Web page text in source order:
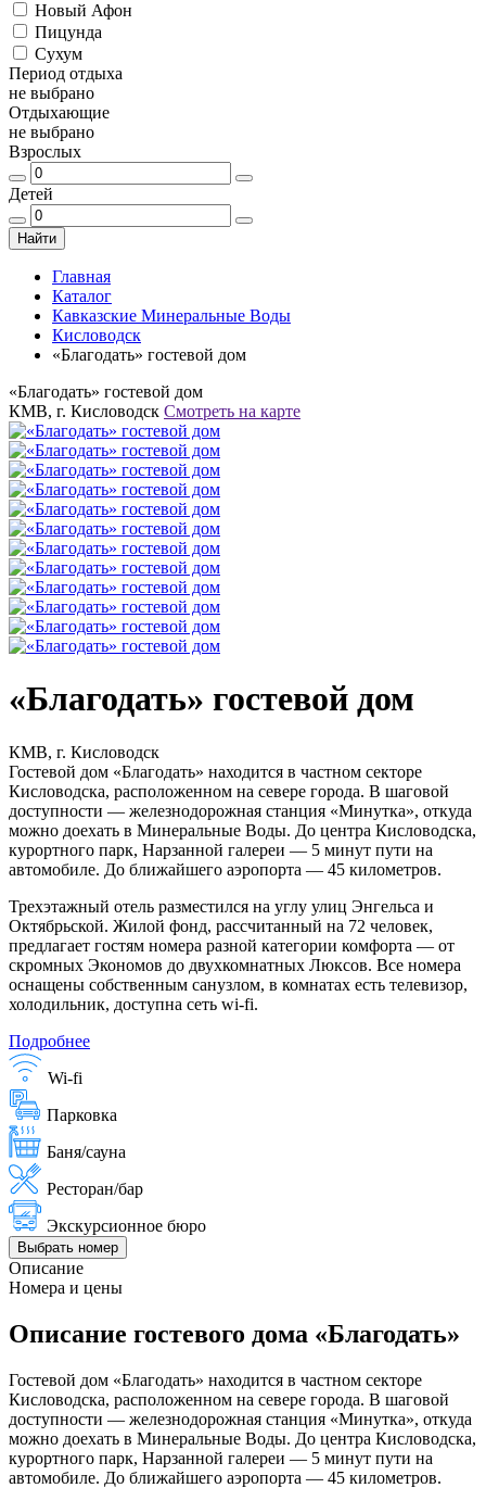
Новый Афон
Пицунда
Сухум
Период отдыха
не выбрано
Отдыхающие
не выбрано
Взрослых
Детей
Найти
Главная
Каталог
Кавказские Минеральные Воды
Кисловодск
«Благодать» гостевой дом
«Благодать» гостевой дом
КМВ, г. Кисловодск Смотреть на карте
«Благодать» гостевой дом
КМВ, г. Кисловодск
Гостевой дом «Благодать» находится в частном секторе
Кисловодска, расположенном на севере города. В шаговой
доступности — железнодорожная станция «Минутка», откуда
можно доехать в Минеральные Воды. До центра Кисловодска,
курортного парк, Нарзанной галереи — 5 минут пути на
автомобиле. До ближайшего аэропорта — 45 километров.
Трехэтажный отель разместился на углу улиц Энгельса и
Октябрьской. Жилой фонд, рассчитанный на 72 человек,
предлагает гостям номера разной категории комфорта — от
скромных Экономов до двухкомнатных Люксов. Все номера
оснащены собственным санузлом, в комнатах есть телевизор,
холодильник, доступна сеть wi-fi.
Подробнее
Wi-fi
Парковка
Баня/сауна
Ресторан/бар
Экскурсионное бюро
Выбрать номер
Описание
Номера и цены
Описание гостевого дома «Благодать»
Гостевой дом «Благодать» находится в частном секторе
Кисловодска, расположенном на севере города. В шаговой
доступности — железнодорожная станция «Минутка», откуда
можно доехать в Минеральные Воды. До центра Кисловодска,
курортного парк, Нарзанной галереи — 5 минут пути на
автомобиле. До ближайшего аэропорта — 45 километров.